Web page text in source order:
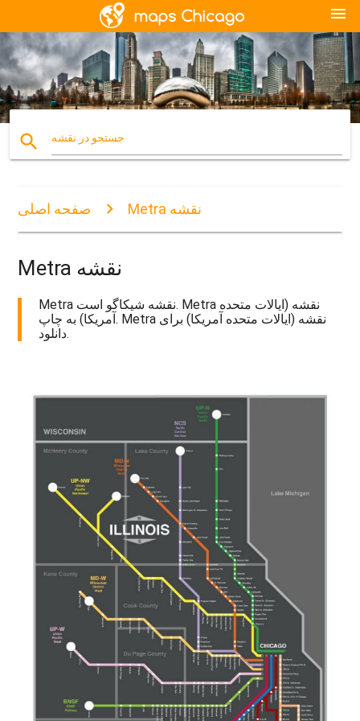
menu
search جستجو در نقشه
صفحه اصلی Metra نقشه
Metra نقشه
Metra نقشه شیکاگو است. Metra نقشه (ایالات متحده
آمریکا) به چاپ. Metra نقشه (ایالات متحده آمریکا) برای
دانلود.